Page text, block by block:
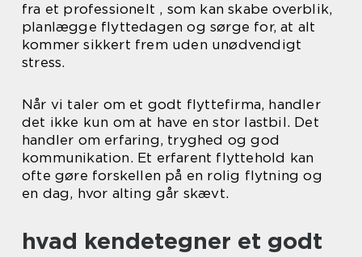
fra et professionelt , som kan skabe overblik,
planlægge flyttedagen og sørge for, at alt
kommer sikkert frem uden unødvendigt
stress.
Når vi taler om et godt flyttefirma, handler
det ikke kun om at have en stor lastbil. Det
handler om erfaring, tryghed og god
kommunikation. Et erfarent flyttehold kan
ofte gøre forskellen på en rolig flytning og
en dag, hvor alting går skævt.
hvad kendetegner et godt